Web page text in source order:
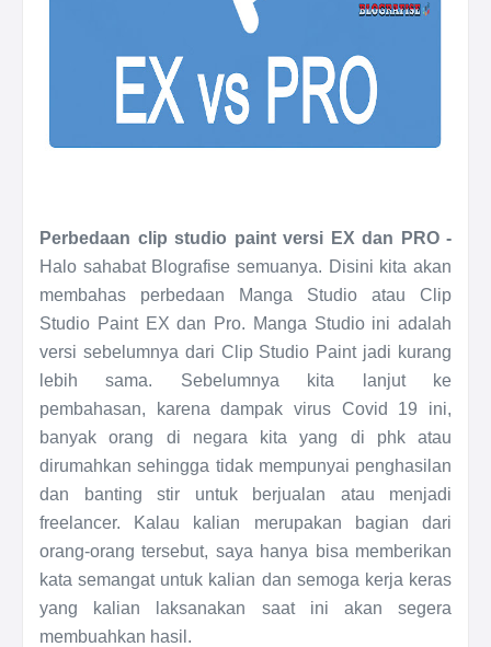
Perbedaan clip studio paint versi EX dan PRO -
Halo sahabat Blografise semuanya. Disini kita akan
membahas perbedaan Manga Studio atau Clip
Studio Paint EX dan Pro. Manga Studio ini adalah
versi sebelumnya dari Clip Studio Paint jadi kurang
lebih sama. Sebelumnya kita lanjut ke
pembahasan, karena dampak virus Covid 19 ini,
banyak orang di negara kita yang di phk atau
dirumahkan sehingga tidak mempunyai penghasilan
dan banting stir untuk berjualan atau menjadi
freelancer. Kalau kalian merupakan bagian dari
orang-orang tersebut, saya hanya bisa memberikan
kata semangat untuk kalian dan semoga kerja keras
yang kalian laksanakan saat ini akan segera
membuahkan hasil.